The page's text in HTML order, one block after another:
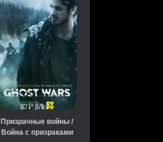
Призрачные войны /
Война с призраками